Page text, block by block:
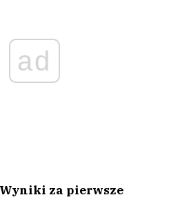
ad
za pierwsze